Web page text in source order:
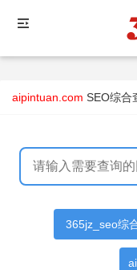
aipintuan.com SEO综合
365jz_seo综